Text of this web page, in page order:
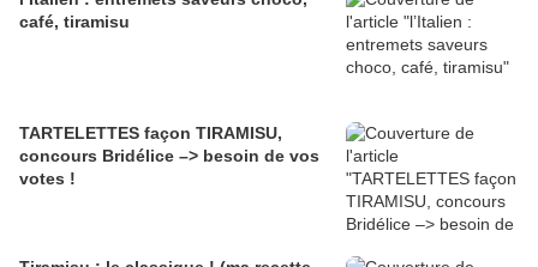
café, tiramisu
TARTELETTES façon TIRAMISU,
concours Bridélice –> besoin de vos
votes !